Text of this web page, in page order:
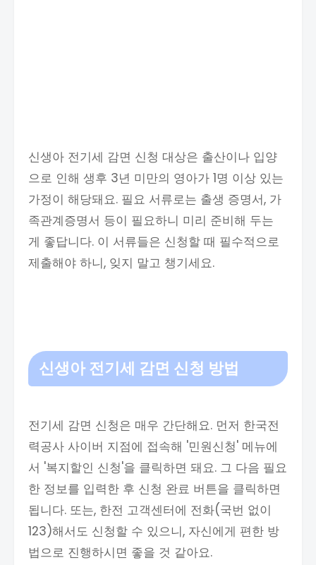
신생아 전기세 감면 신청 대상은 출산이나 입양
으로 인해 생후 3년 미만의 영아가 1명 이상 있는
가정이 해당돼요. 필요 서류로는 출생 증명서, 가
족관계증명서 등이 필요하니 미리 준비해 두는
게 좋답니다. 이 서류들은 신청할 때 필수적으로
제출해야 하니, 잊지 말고 챙기세요.
신생아 전기세 감면 신청 방법
전기세 감면 신청은 매우 간단해요. 먼저 한국전
력공사 사이버 지점에 접속해 '민원신청' 메뉴에
서 '복지할인 신청'을 클릭하면 돼요. 그 다음 필요
한 정보를 입력한 후 신청 완료 버튼을 클릭하면
됩니다. 또는, 한전 고객센터에 전화(국번 없이
123)해서도 신청할 수 있으니, 자신에게 편한 방
법으로 진행하시면 좋을 것 같아요.